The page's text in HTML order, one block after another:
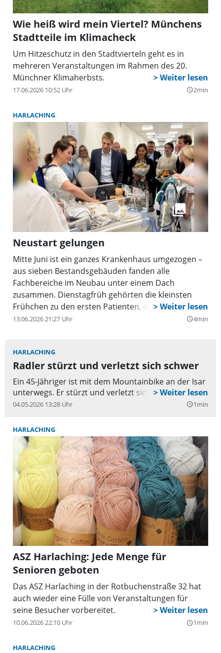
Wie heiß wird mein Viertel? Münchens
Stadtteile im Klimacheck
Um Hitzeschutz in den Stadtvierteln geht es in
mehreren Veranstaltungen im Rahmen des 20.
Münchner Klimaherbsts.
17.06.2026 10:52 Uhr query_builder2min
HARLACHING
Neustart gelungen
Mitte Juni ist ein ganzes Krankenhaus umgezogen –
aus sieben Bestandsgebäuden fanden alle
Fachbereiche im Neubau unter einem Dach
zusammen. Dienstagfrüh gehörten die kleinsten
Frühchen zu den ersten Patienten, die in ihr neues
„Zuhause auf Zeit“ eingezogen waren. Auf dem Weg
Bürgermeisterin Verena Dietl herzlich begrüßt.
Bereits seit 11. Juni findet die komplette Versorgung
im Harlachinger Neubau im Vollbetrieb statt.
13.06.2026 21:27 Uhr query_builder4min
HARLACHING
Radler stürzt und verletzt sich schwer
Ein 45-Jähriger ist mit dem Mountainbike an der Isar
unterwegs. Er stürzt und verletzt sich schwer.
04.05.2026 13:28 Uhr query_builder1min
HARLACHING
ASZ Harlaching: Jede Menge für
Senioren geboten
Das ASZ Harlaching in der Rotbuchenstraße 32 hat
auch wieder eine Fülle von Veranstaltungen für
seine Besucher vorbereitet.
10.06.2026 22:10 Uhr query_builder1min
HARLACHING